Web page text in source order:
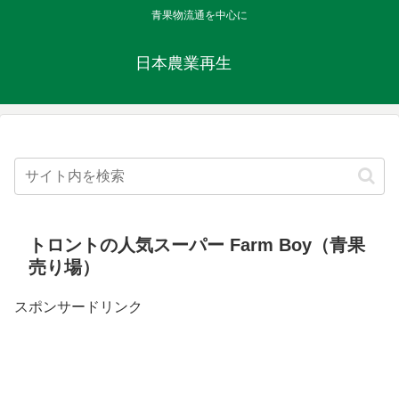
青果物流通を中心に
日本農業再生
トロントの人気スーパー Farm Boy（青果
売り場）
スポンサードリンク